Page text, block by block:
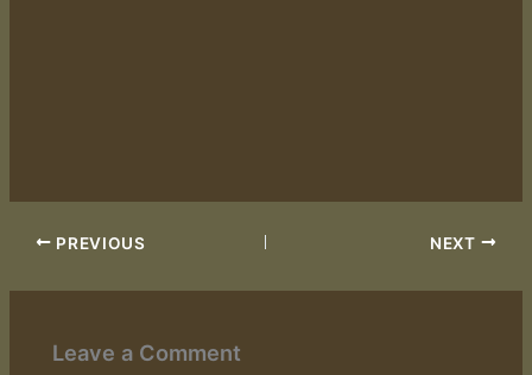
PREVIOUS NEXT
Leave a Comment